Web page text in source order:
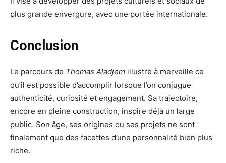
plus grande envergure, avec une portée internationale.
Conclusion
Le parcours de Thomas Aladjem illustre à merveille ce
qu’il est possible d’accomplir lorsque l’on conjugue
authenticité, curiosité et engagement. Sa trajectoire,
encore en pleine construction, inspire déjà un large
public. Son âge, ses origines ou ses projets ne sont
finalement que des facettes d’une personnalité bien plus
riche.